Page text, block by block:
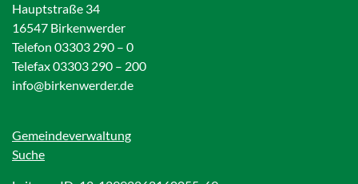
Hauptstraße 34
16547 Birkenwerder
Telefon 03303 290 – 0
Telefax 03303 290 – 200
info@birkenwerder.de
Gemeindeverwaltung
Suche